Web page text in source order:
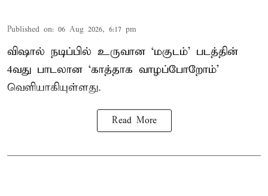
Published on: 06 Aug 2026, 6:17 pm
விஷால் நடிப்பில் உருவான ‘மகுடம்’ படத்தின்
4வது பாடலான ‘காத்தாக வாழப்போறோம்’
வெளியாகியுள்ளது.
Read More